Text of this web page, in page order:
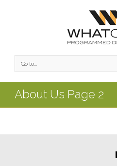
Go to...
About Us Page 2